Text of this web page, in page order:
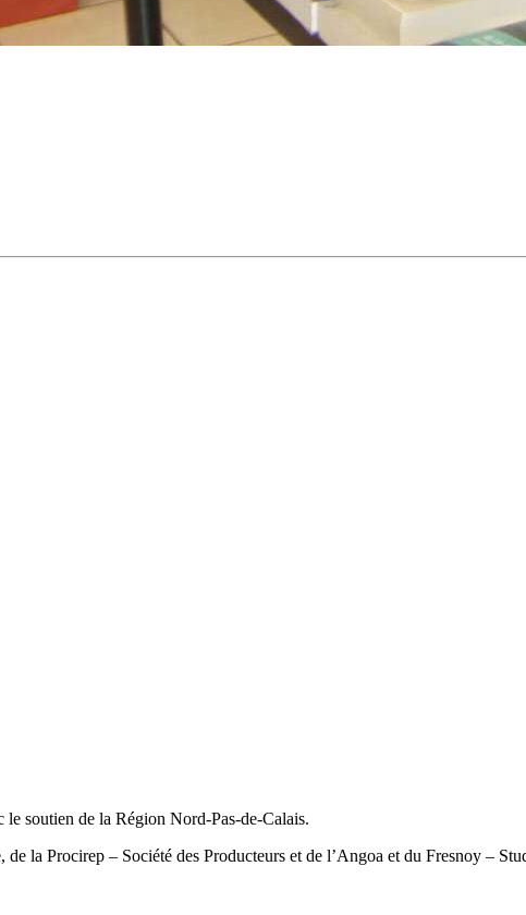
soutien de la Région Nord-Pas-de-Calais.
la Procirep – Société des Producteurs et de l’Angoa et du Fresnoy –